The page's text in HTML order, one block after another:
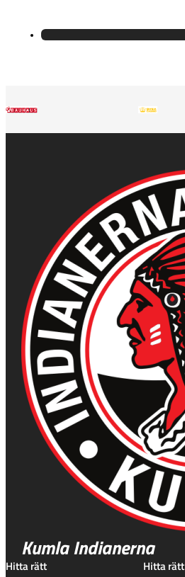
Kumla Indianerna
Hitta rätt Hitta rätt